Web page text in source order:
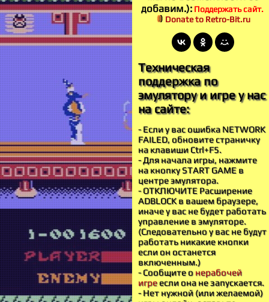
добавим.): Поддержать сайт.
Donate to Retro-Bit.ru
Техническая
поддержка по
эмулятору и игре у нас
на сайте:
- Если у вас ошибка NETWORK
FAILED, обновите страничку
на клавиши Ctrl+F5.
- Для начала игры, нажмите
на кнопку START GAME в
центре эмулятора.
- ОТКЛЮЧИТЕ Расширение
ADBLOCK в вашем браузере,
иначе у вас не будет работать
управление в эмуляторе.
(Следовательно у вас не будут
работать никакие кнопки
если он останется
включенным.)
- Сообщите о нерабочей
игреесли она не запускается.
- Нет нужной (или желаемой)